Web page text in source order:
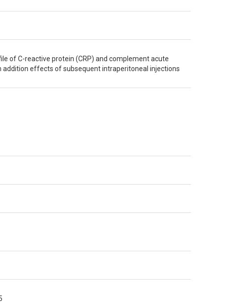
of C-reactive protein (CRP) and complement acute
addition effects of subsequent intraperitoneal injections